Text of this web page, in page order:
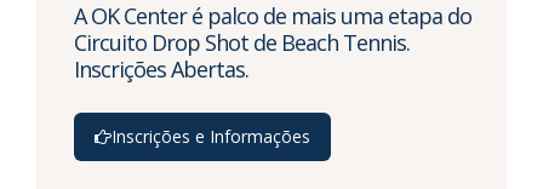
A OK Center é palco de mais uma etapa do
Circuito Drop Shot de Beach Tennis.
Inscrições Abertas.
Inscrições e Informações